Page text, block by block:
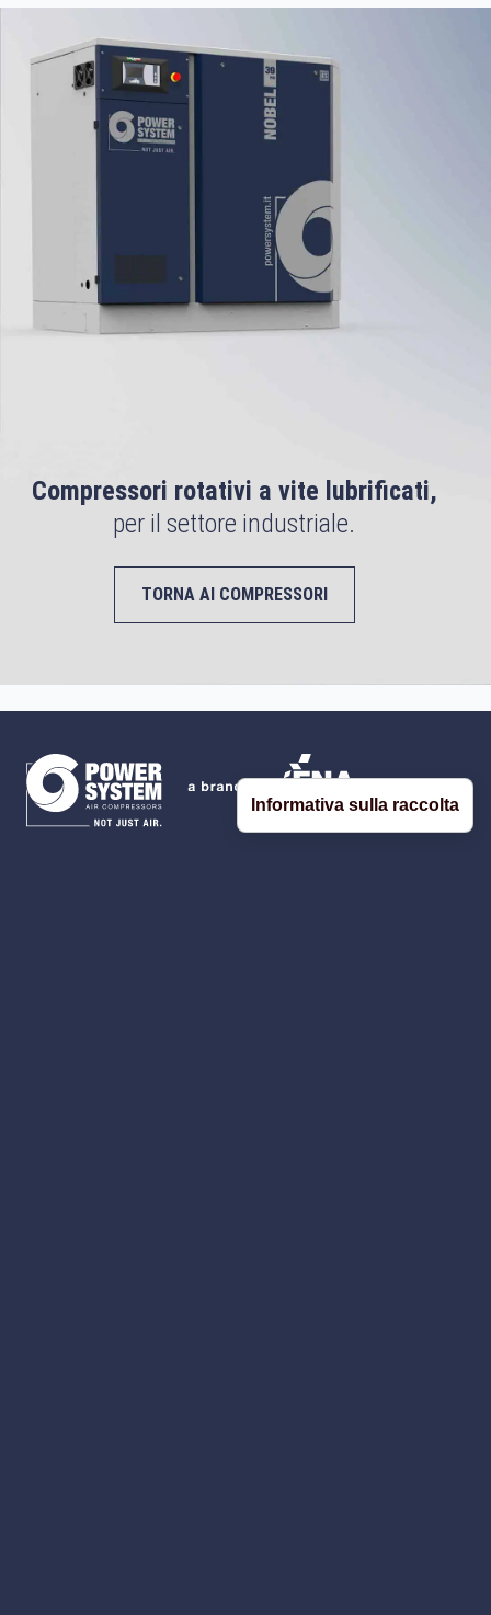
Compressori rotativi a vite lubrificati,
per il settore industriale.
TORNA AI COMPRESSORI
Informativa sulla raccolta